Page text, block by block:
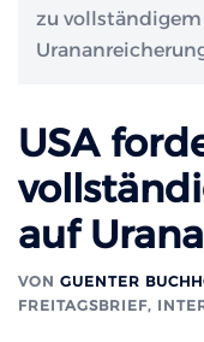
zu
USA
auf
VON GUENTER
FREITAGSBRIEF,